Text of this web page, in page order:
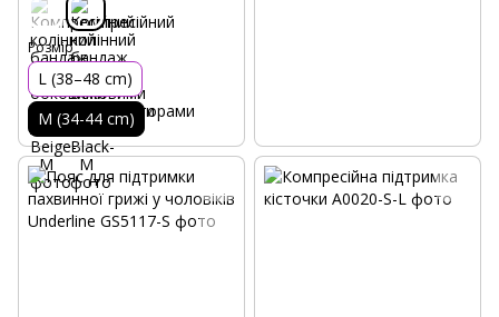
Розмір
L (38–48 сm)
M (34-44 сm)